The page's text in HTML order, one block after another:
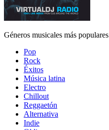
Géneros musicales más populares
Pop
Rock
Éxitos
Música latina
Electro
Chillout
Reggaetón
Alternativa
Indie